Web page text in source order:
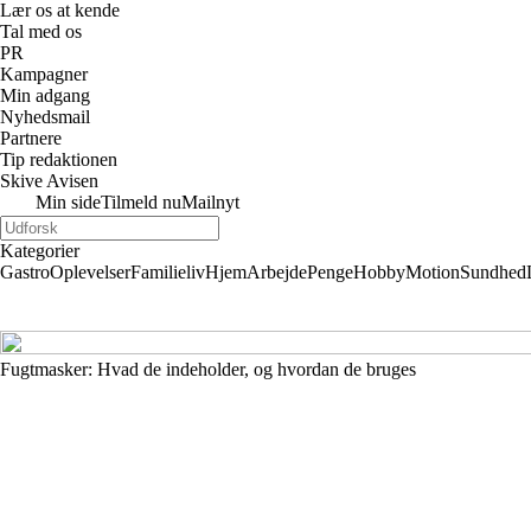
Lær os at kende
Tal med os
PR
Kampagner
Min adgang
Nyhedsmail
Partnere
Tip redaktionen
Skive Avisen
Min sideTilmeld nuMailnyt
Kategorier
GastroOplevelserFamilielivHjemArbejdePengeHobbyMotionSundhed
Fugtmasker: Hvad de indeholder, og hvordan de bruges